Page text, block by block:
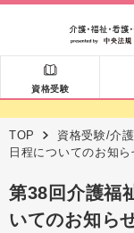
資格受験
TOP 資格受験/介
日程についてのお知ら
第38回介護福
いてのお知ら